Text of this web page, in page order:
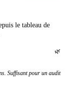
le tableau de
🌿
Suffisant pour un audit